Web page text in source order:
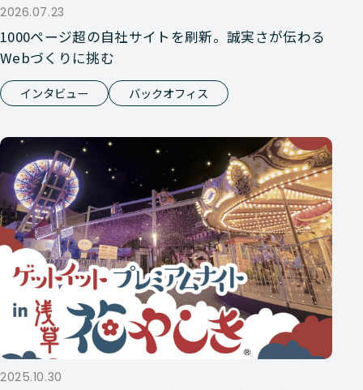
2026.07.23
1000ページ超の自社サイトを刷新。誠実さが伝わる
Webづくりに挑む
インタビュー バックオフィス
2025.10.30